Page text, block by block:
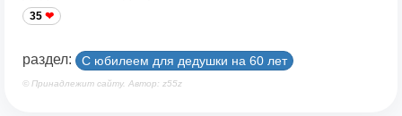
35
раздел: С юбилеем для дедушки на 60 лет
© Принадлежит сайту. Автор: z55z